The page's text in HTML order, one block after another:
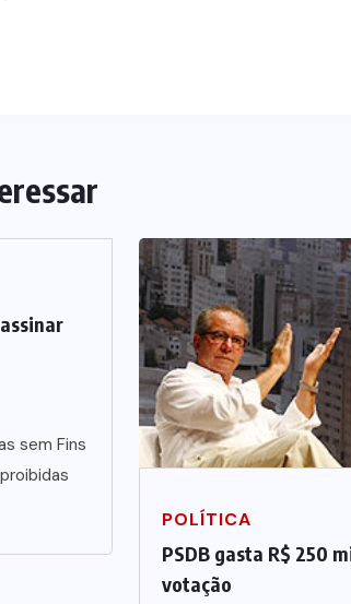
sem Fins
POLÍTICA
PSDB gasta R$ 250
votação